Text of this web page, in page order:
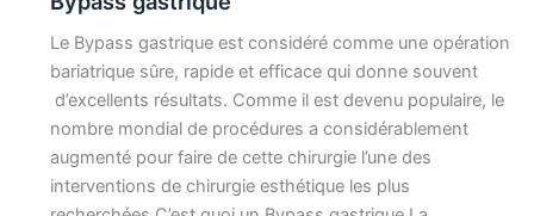
Le Bypass gastrique est considéré comme une opération
bariatrique sûre, rapide et efficace qui donne souvent
d’excellents résultats. Comme il est devenu populaire, le
nombre mondial de procédures a considérablement
augmenté pour faire de cette chirurgie l’une des
interventions de chirurgie esthétique les plus